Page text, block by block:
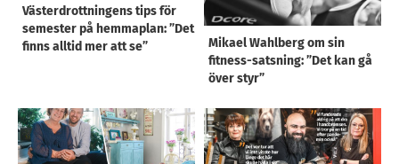
Västerdrottningens tips för
semester på hemmaplan: ”Det
finns alltid mer att se”
Mikael Wahlberg om sin
fitness-satsning: ”Det kan gå
över styr”